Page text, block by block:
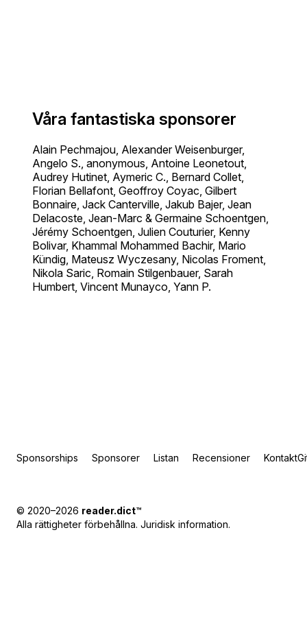
Våra fantastiska sponsorer
Alain Pechmajou, Alexander Weisenburger,
Angelo S., anonymous, Antoine Leonetout,
Audrey Hutinet, Aymeric C., Bernard Collet,
Florian Bellafont, Geoffroy Coyac, Gilbert
Bonnaire, Jack Canterville, Jakub Bajer, Jean
Delacoste, Jean-Marc & Germaine Schoentgen,
Jérémy Schoentgen, Julien Couturier, Kenny
Bolivar, Khammal Mohammed Bachir, Mario
Kündig, Mateusz Wyczesany, Nicolas Froment,
Nikola Saric, Romain Stilgenbauer, Sarah
Humbert, Vincent Munayco, Yann P.
Sponsorships Sponsorer Listan Recensioner Kontakt
© 2020–2026 reader.dict™
Alla rättigheter förbehållna. Juridisk information.